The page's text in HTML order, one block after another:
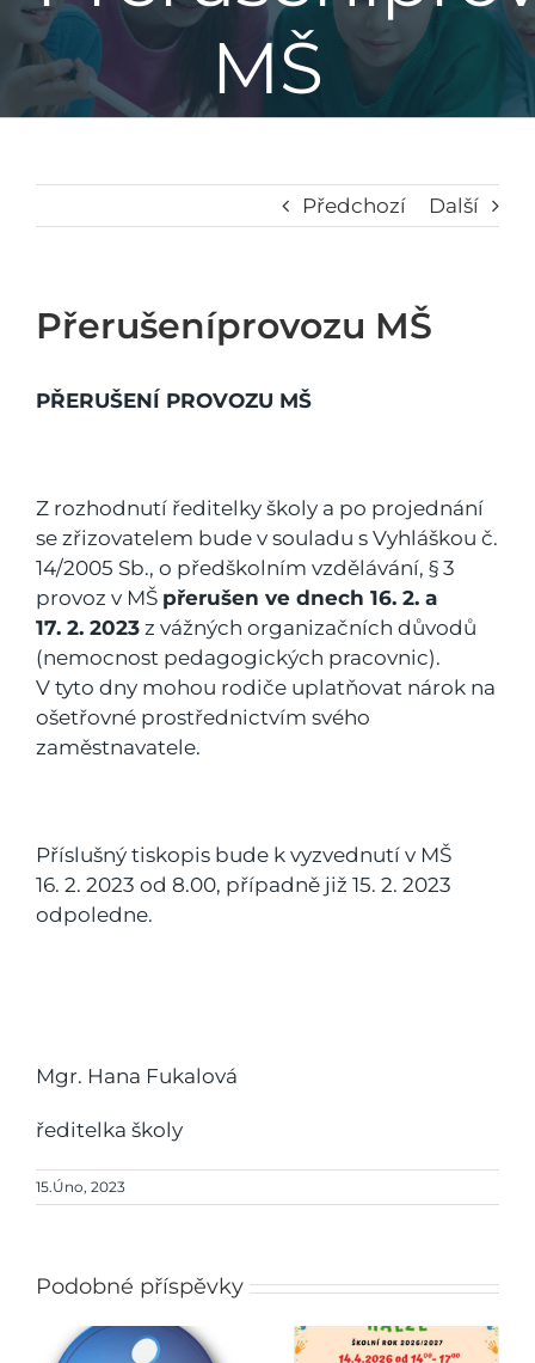
Základní škola
Mateřská škola
Kontakt
MŠ
Předchozí Další
Přerušeníprovozu MŠ
PŘERUŠENÍ PROVOZU MŠ
Z rozhodnutí ředitelky školy a po projednání
se zřizovatelem bude v souladu s Vyhláškou č.
14/2005 Sb., o předškolním vzdělávání, § 3
provoz v MŠ přerušen ve dnech 16. 2. a
17. 2. 2023 z vážných organizačních důvodů
(nemocnost pedagogických pracovnic).
V tyto dny mohou rodiče uplatňovat nárok na
ošetřovné prostřednictvím svého
zaměstnavatele.
Příslušný tiskopis bude k vyzvednutí v MŠ
16. 2. 2023 od 8.00, případně již 15. 2. 2023
odpoledne.
Mgr. Hana Fukalová
ředitelka školy
15.Úno, 2023
Podobné příspěvky